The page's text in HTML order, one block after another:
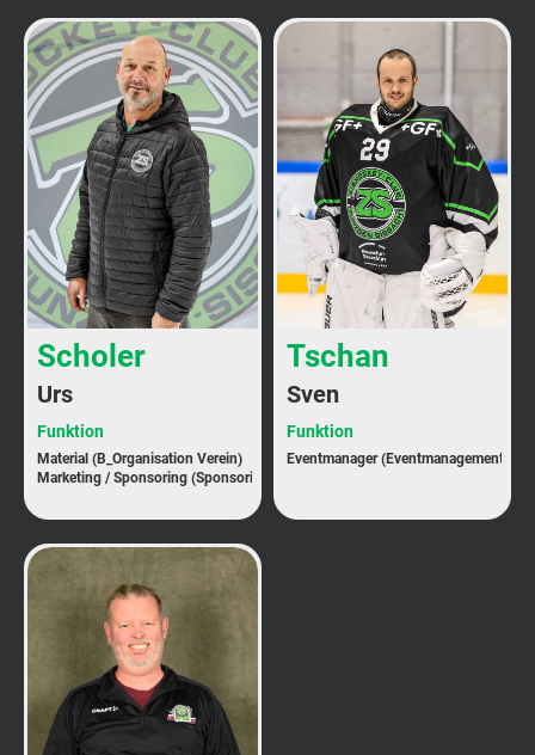
Scholer
Urs
Funktion
Material (B_Organisation Verein)
Marketing / Sponsoring (Sponsoring)
Tschan
Sven
Funktion
Eventmanager (Eventmanagement)